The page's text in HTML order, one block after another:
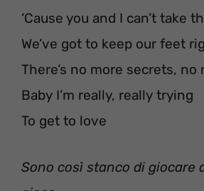
‘Cause you and I can’t take
We’ve got to keep our feet
There’s no more secrets, no
Baby I’m really, really trying
To get to love
Sono così stanco di giocare